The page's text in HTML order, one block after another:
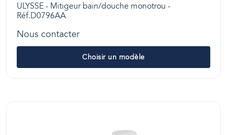
ULYSSE - Mitigeur bain/douche monotrou -
Réf.D0796AA
Nous contacter
Choisir un modèle